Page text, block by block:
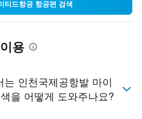
티드항공 항공편 검색
용
인천국제공항​발 마이
을 어떻게 도와주나요?